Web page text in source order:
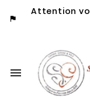

Attention
